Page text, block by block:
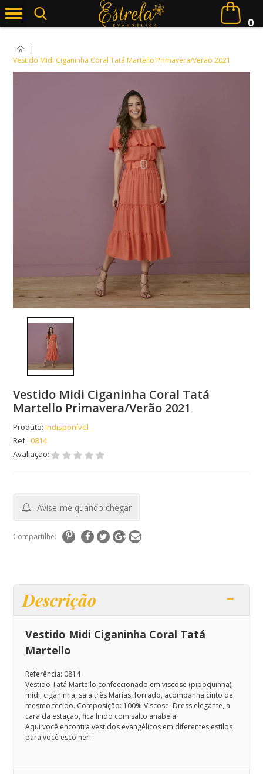
0
|
Vestido Midi Ciganinha Coral Tatá Martello Primavera/Verão 2021
Vestido Midi Ciganinha Coral Tatá
Martello Primavera/Verão 2021
Produto: Indisponível
Ref.:0814
Avaliação:
Avise-me quando chegar
Compartilhe:
Descrição
Vestido Midi Ciganinha Coral Tatá
Martello
Referência: 0814
Vestido Tatá Martello confeccionado em viscose (pipoquinha),
midi, ciganinha, saia três Marias, forrado, acompanha cinto de
mesmo tecido. Composição: 100% Viscose. Dress elegante, a
cara da estação, fica lindo com salto anabela!
Aqui você encontra vestidos evangélicos em diferentes estilos
para você escolher!